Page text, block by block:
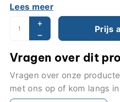
Lees meer
Prijs
Vragen over dit
Vragen over onze
met ons op of kom langs